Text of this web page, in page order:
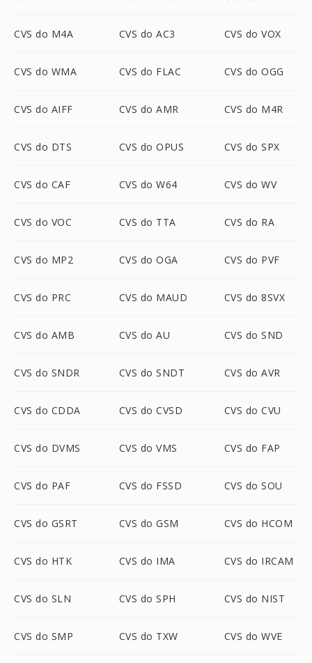
CVS do M4A CVS do AC3 CVS do VOX
CVS do WMA CVS do FLAC CVS do OGG
CVS do AIFF CVS do AMR CVS do M4R
CVS do DTS CVS do OPUS CVS do SPX
CVS do CAF CVS do W64 CVS do WV
CVS do VOC CVS do TTA CVS do RA
CVS do MP2 CVS do OGA CVS do PVF
CVS do PRC CVS do MAUD CVS do 8SVX
CVS do AMB CVS do AU CVS do SND
CVS do SNDR CVS do SNDT CVS do AVR
CVS do CDDA CVS do CVSD CVS do CVU
CVS do DVMS CVS do VMS CVS do FAP
CVS do PAF CVS do FSSD CVS do SOU
CVS do GSRT CVS do GSM CVS do HCOM
CVS do HTK CVS do IMA CVS do IRCAM
CVS do SLN CVS do SPH CVS do NIST
CVS do SMP CVS do TXW CVS do WVE